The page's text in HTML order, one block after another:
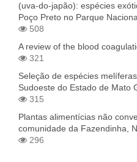
(uva-do-japão): espécies
Poço Preto no Parque
508
A review of the blood
321
Seleção de espécies
Sudoeste do Estado de Mato
315
Plantas alimentícias não
comunidade da Fazendinha,
296